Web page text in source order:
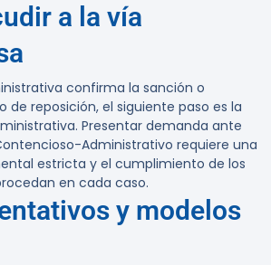
a la vía
confirma la sanción o
de reposición, el siguiente paso es la
Presentar demanda ante
Administrativo requiere una
estricta y el cumplimiento de los
en cada caso.
y modelos